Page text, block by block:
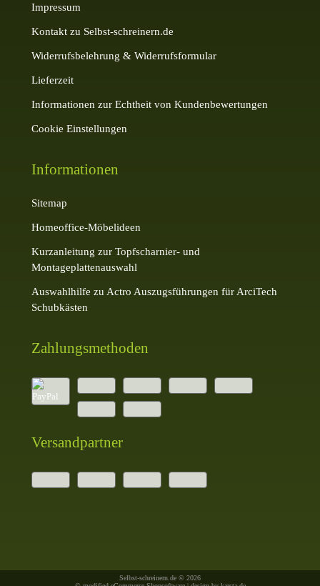
Impressum
Kontakt zu Selbst-schreinern.de
Widerrufsbelehrung & Widerrufsformular
Lieferzeit
Informationen zur Echtheit von Kundenbewertungen
Cookie Einstellungen
Informationen
Sitemap
Homeoffice-Möbelideen
Kurzanleitung zur Topfscharnier- und
Montageplattenauswahl
Auswahlhilfe zu Actro Auszugsführungen für ArciTech
Schubkästen
Zahlungsmethoden
Versandpartner
Selbst-schreinern.de © 2026